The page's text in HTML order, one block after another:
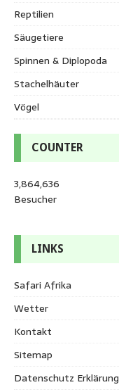
Reptilien
Säugetiere
Spinnen & Diplopoda
Stachelhäuter
Vögel
COUNTER
3,864,636
Besucher
LINKS
Safari Afrika
Wetter
Kontakt
Sitemap
Datenschutz Erklärung